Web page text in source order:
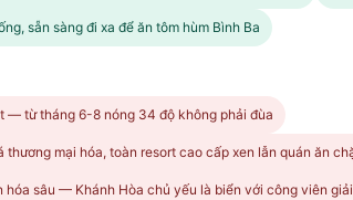
sẵn sàng đi xa để ăn tôm hùm Bình Ba
— từ tháng 6-8 nóng 34 độ không phải đùa
thương mại hóa, toàn resort cao cấp xen lẫn quán ăn
hóa sâu — Khánh Hòa chủ yếu là biển với công viên